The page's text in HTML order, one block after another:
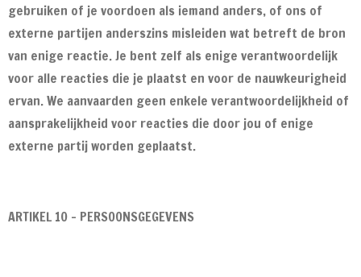
gebruiken of je voordoen als iemand anders, of ons of
externe partijen anderszins misleiden wat betreft de bron
van enige reactie. Je bent zelf als enige verantwoordelijk
voor alle reacties die je plaatst en voor de nauwkeurigheid
ervan. We aanvaarden geen enkele verantwoordelijkheid of
aansprakelijkheid voor reacties die door jou of enige
externe partij worden geplaatst.
ARTIKEL 10 - PERSOONSGEGEVENS